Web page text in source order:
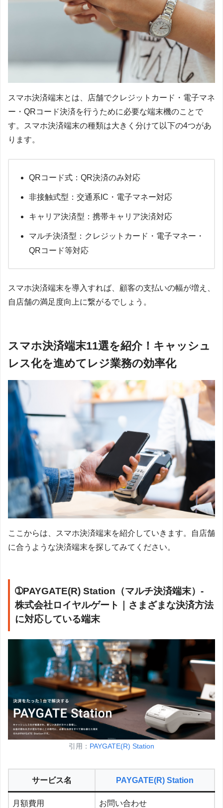
スマホ決済端末とは、店舗でクレジットカード・電子マネ
ー・QRコード決済を行うために必要な端末機のことで
す。スマホ決済端末の種類は大きく分けて以下の4つがあ
ります。
QRコード式：QR決済のみ対応
非接触式型：交通系IC・電子マネー対応
キャリア決済型：携帯キャリア決済対応
マルチ決済型：クレジットカード・電子マネー・
QRコード等対応
スマホ決済端末を導入すれば、顧客の支払いの幅が増え、
自店舗の満足度向上に繋がるでしょう。
スマホ決済端末11選を紹介！キャッシュ
レス化を進めてレジ業務の効率化
ここからは、スマホ決済端末を紹介していきます。自店舗
に合うような決済端末を探してみてください。
➀PAYGATE(R) Station（マルチ決済端末）-
株式会社ロイヤルゲート｜さまざまな決済方法
に対応している端末
引用： PAYGATE(R) Station
サービス名 PAYGATE(R) Station
月額費用 お問い合わせ